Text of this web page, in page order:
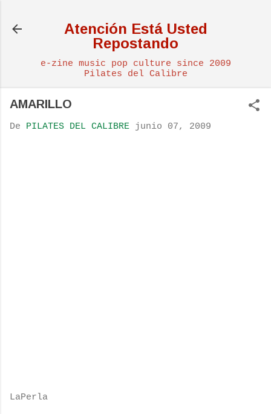
Atención Está Usted
Repostando
e-zine music pop culture since 2009
Pilates del Calibre
AMARILLO
De PILATES DEL CALIBRE junio 07, 2009
LaPerla